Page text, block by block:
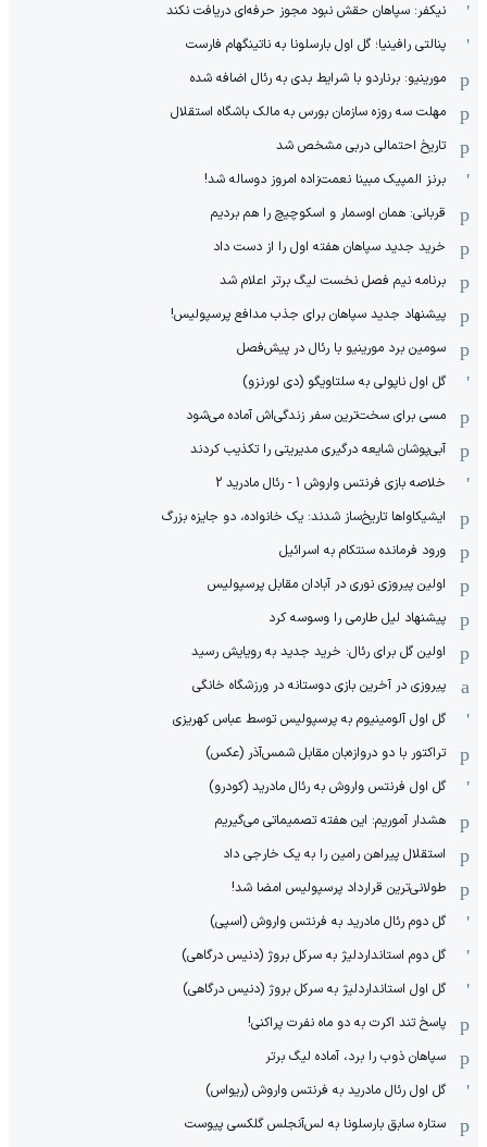
نیکفر: سپاهان حقش نبود مجوز حرفه‌ای دریافت نکند
پنالتی رافینیا؛ گل اول بارسلونا به ناتینگهام فارست
مورینیو: برناردو با شرایط بدی به رئال اضافه شده
مهلت سه روزه سازمان بورس به مالک باشگاه استقلال
تاریخ احتمالی دربی مشخص شد
برنز المپیک مبینا نعمت‌زاده امروز دوساله شد!
قربانی: همان اوسمار و اسکوچیچ را هم بردیم
خرید جدید سپاهان هفته اول را از دست داد
برنامه نیم فصل نخست لیگ برتر اعلام شد
پیشنهاد جدید سپاهان برای جذب مدافع پرسپولیس!
سومین برد مورینیو با رئال در پیش‌فصل
گل اول ناپولی به سلتاویگو (دی لورنزو)
مسی برای سخت‌ترین سفر زندگی‌اش آماده می‌شود
آبی‌پوشان شایعه درگیری مدیریتی را تکذیب کردند
خلاصه بازی فرنتس واروش 1 - رئال مادرید 2
ایشیکاوا‌ها تاریخ‌ساز شدند: یک خانواده، دو جایزه بزرگ
ورود فرمانده سنتکام به اسرائیل
اولین پیروزی نوری در آبادان مقابل پرسپولیس
پیشنهاد لیل طارمی را وسوسه کرد
اولین گل برای رئال: خرید جدید به رویایش رسید
پیروزی در آخرین بازی دوستانه در ورزشگاه خانگی
گل اول آلومینیوم به پرسپولیس توسط عباس کهریزی
تراکتور با دو دروازه‌بان مقابل شمس‌آذر (عکس)
گل اول فرنتس واروش به رئال مادرید (کودرو)
هشدار آموریم: این هفته تصمیماتی می‌گیریم
استقلال پیراهن رامین را به یک خارجی داد
طولانی‌ترین قرارداد پرسپولیس امضا شد!
گل دوم رئال مادرید به فرنتس واروش (اسپی)
گل دوم استانداردلیژ به سرکل بروژ (دنیس درگاهی)
گل اول استانداردلیژ به سرکل بروژ (دنیس درگاهی)
پاسخ تند اکرت به دو ماه نفرت پراکنی!
سپاهان ذوب را برد، آماده لیگ برتر
گل اول رئال مادرید به فرنتس واروش (ریواس)
ستاره سابق بارسلونا به لس‌آنجلس گلکسی پیوست